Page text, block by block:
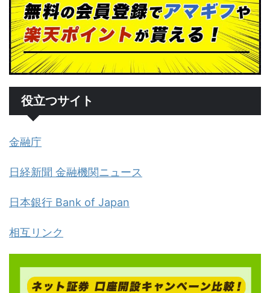
役立つサイト
金融庁
日経新聞 金融機関ニュース
日本銀行 Bank of Japan
相互リンク